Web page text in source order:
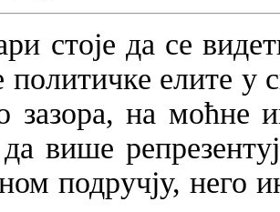
стоје да се
политичке елите у
зазора, на моћне
да више
подручју, него